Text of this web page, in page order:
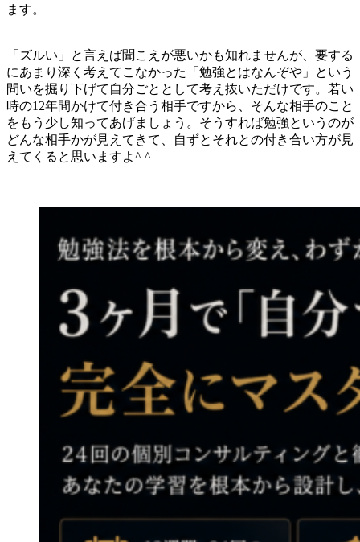
ます。
「ズルい」と言えば聞こえが悪いかも知れませんが、要する
にあまり深く考えてこなかった「勉強とはなんぞや」という
問いを掘り下げて自分ごととして考え抜いただけです。若い
時の12年間かけて付き合う相手ですから、そんな相手のこと
をもう少し知ってあげましょう。そうすれば勉強というのが
どんな相手かが見えてきて、自ずとそれとの付き合い方が見
えてくると思いますよ^ ^